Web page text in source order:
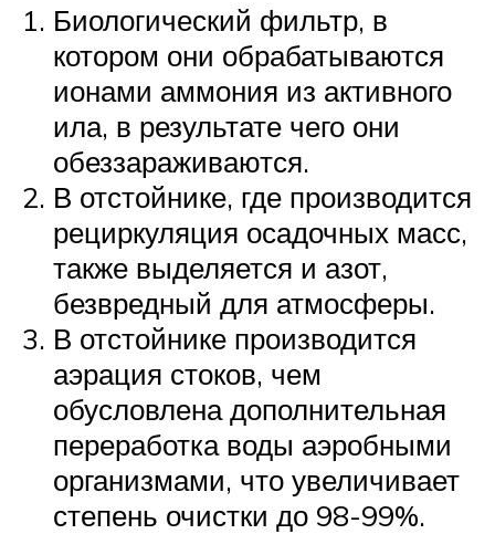
Биологический фильтр, в
котором они обрабатываются
ионами аммония из активного
ила, в результате чего они
обеззараживаются.
В отстойнике, где производится
рециркуляция осадочных масс,
также выделяется и азот,
безвредный для атмосферы.
В отстойнике производится
аэрация стоков, чем
обусловлена дополнительная
переработка воды аэробными
организмами, что увеличивает
степень очистки до 98-99%.